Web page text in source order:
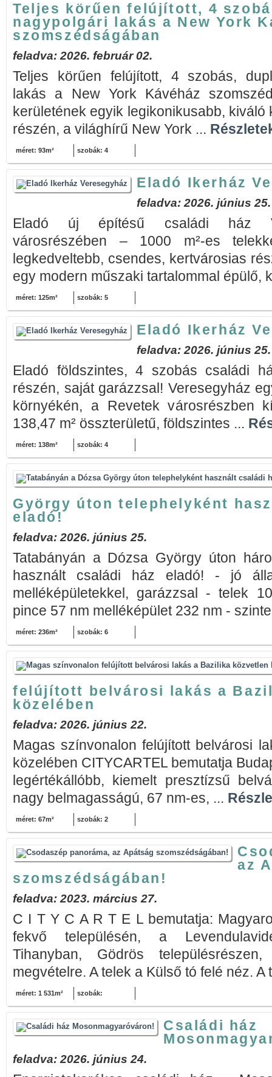
Teljes körűen felújított, 4
nagypolgári lakás a New York
szomszédságában
feladva: 2026. február 02.
Teljes körűen felújított, 4 szobás,
lakás a New York Kávéház
kerületének egyik legikonikusabb,
részén, a világhírű New York ...
méret: 93m² szobák: 4
Eladó Ikerház
feladva: 2026. június 25.
Eladó új építésű családi ház
városrészében – 1000 m²-es
legkedveltebb, csendes, kertvárosias
egy modern műszaki tartalommal épülő,
méret: 125m² szobák: 5
Eladó Ikerház
feladva: 2026. június 25.
Eladó földszintes, 4 szobás családi
részén, saját garázzsal! Veresegyház
környékén, a Revetek városrészben
138,47 m² összterületű, földszintes ...
méret: 138m² szobák: 4
György úton telephelyként
eladó!
feladva: 2026. június 25.
Tatabányán a Dózsa György úton
használt családi ház eladó! - jó
melléképületekkel, garázzsal - telek
pince 57 nm melléképület 232 nm -
méret: 236m² szobák: 6
felújított belvárosi lakás a
közelében
feladva: 2026. június 22.
Magas színvonalon felújított belvárosi
közelében CITYCARTEL bemutatja
legértékállóbb, kiemelt presztízsű
nagy belmagasságú, 67 nm-es, ...
méret: 67m² szobák: 2
az
szomszédságában!
feladva: 2023. március 27.
C I T Y C A R T E L bemutatja:
fekvő településén, a
Tihanyban, Gödrös
megvételre. A telek a Külső tó felé néz. A
méret: 1 531m² szobák:
Családi ház
feladva: 2026. június 24.